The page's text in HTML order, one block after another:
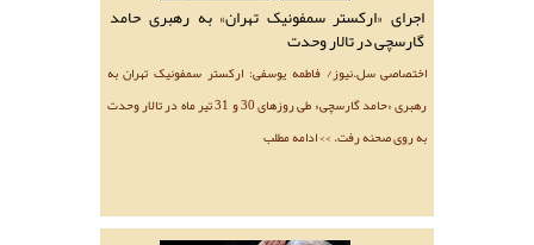
اجرای «ارکستر سمفونیک تهران» به رهبری حامد
گارسچی در تالار وحدت
اختصاصی سل.نیوز/ فاطمه یوسفی: ارکستر سمفونیک تهران به
رهبری «حامد گارسچی» طی روزهای 30 و 31 تیر ماه در تالار وحدت
به روی صحنه رفت. >> ادامه مطلب